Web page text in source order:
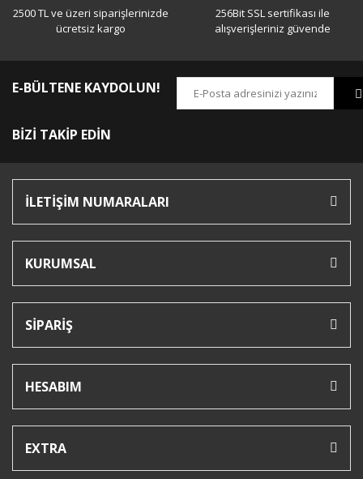
2500 TL ve üzeri siparişlerinizde
ücretsiz kargo
256Bit SSL sertifikası ile
alışverişleriniz güvende
E-BÜLTENE KAYDOLUN!
BİZİ TAKİP EDİN
İLETİŞİM NUMARALARI
KURUMSAL
SİPARİŞ
HESABIM
EXTRA